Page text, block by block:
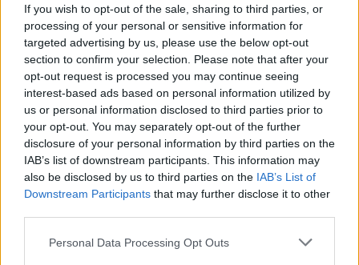
If you wish to opt-out of the sale, sharing to third parties, or
processing of your personal or sensitive information for
targeted advertising by us, please use the below opt-out
section to confirm your selection. Please note that after your
opt-out request is processed you may continue seeing
interest-based ads based on personal information utilized by
us or personal information disclosed to third parties prior to
your opt-out. You may separately opt-out of the further
disclosure of your personal information by third parties on the
IAB’s list of downstream participants. This information may
also be disclosed by us to third parties on the IAB’s List of
Downstream Participants that may further disclose it to other
Please note that this website/app uses one or more Google
Personal Data Processing Opt Outs
Verona, fonte di un approfondimento sulla
memoria cittadina; è collaboratrice storica che
redige dossier e guide tematiche. Ha studi
letteratura e partecipa a letture pubbliche
nelle librerie veronesi.